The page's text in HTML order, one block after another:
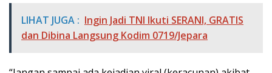
LIHAT JUGA : Ingin Jadi TNI Ikuti SERANI, GRATIS
dan Dibina Langsung Kodim 0719/Jepara